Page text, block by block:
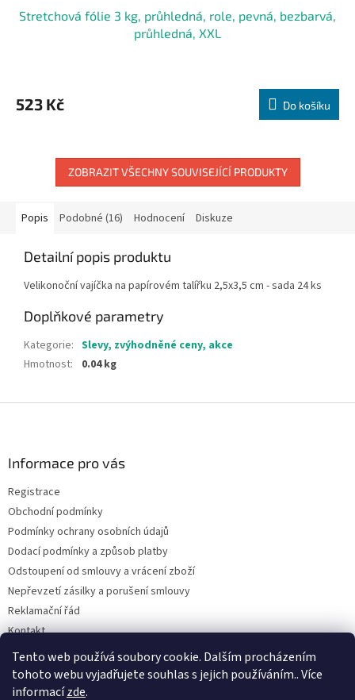
Tento web používá soubory cookie. Dalším procházením
tohoto webu vyjadřujete souhlas s jejich používáním.. Více
informacízde.
Stretchová fólie 3 kg, průhledná, role, pevná, bezbarvá,
průhledná, XXL
523 Kč Do košíku
ZOBRAZIT VŠECHNY SOUVISEJÍCÍ PRODUKTY
Popis Podobné (16) Hodnocení Diskuze
Detailní popis produktu
Velikonoční vajíčka na papírovém talířku 2,5x3,5 cm - sada 24 ks
Doplňkové parametry
Kategorie: Slevy, zvýhodněné ceny, akce
Hmotnost: 0.04 kg
Informace pro vás
Registrace
Obchodní podmínky
Podmínky ochrany osobních údajů
Dodací podmínky a způsob platby
Odstoupení od smlouvy a vrácení zboží
Nepřevzetí zásilky a porušení smlouvy
Reklamační řád
Kontakt
Napište nám